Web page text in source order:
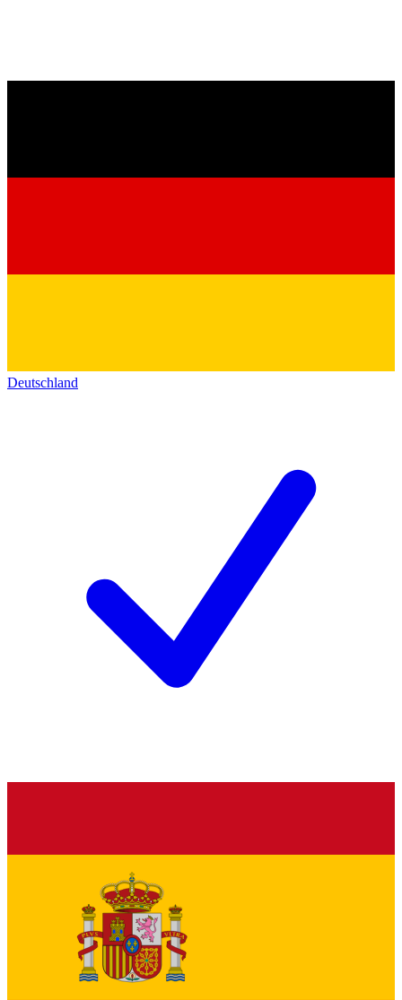
Deutschland